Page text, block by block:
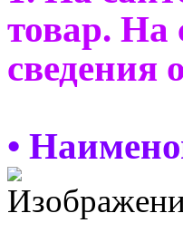
товар. На
сведения
•